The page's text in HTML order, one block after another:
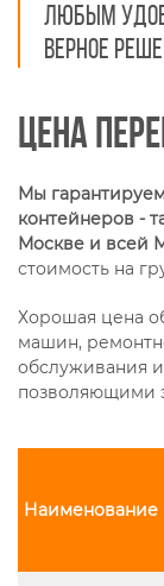
любым
верное
Цена
Мы
контейнеров -
Москве и всей
стоимость на
Хорошая цена
машин,
обслуживания
позволяющими
Наименование